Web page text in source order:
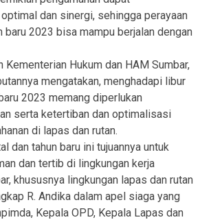
dan sinergi, sehingga perayaan
baru 2023 bisa mampu berjalan dengan
Kementerian Hukum dan HAM Sumbar,
mengatakan, menghadapi libur
2023 memang diperlukan
serta ketertiban dan optimalisasi
di lapas dan rutan.
dan tahun baru ini tujuannya untuk
dan tertib di lingkungan kerja
khususnya lingkungan lapas dan rutan
R. Andika dalam apel siaga yang
Kepala OPD, Kepala Lapas dan